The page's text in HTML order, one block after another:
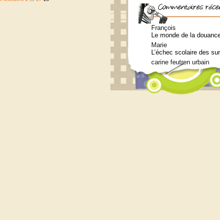
François
Le monde de la
Marie
L’échec scolaire des
carine feutren urbain
Petit lexique en lien
Marie
Qui consulter pour un
Siouplet
Qui consulter pour un